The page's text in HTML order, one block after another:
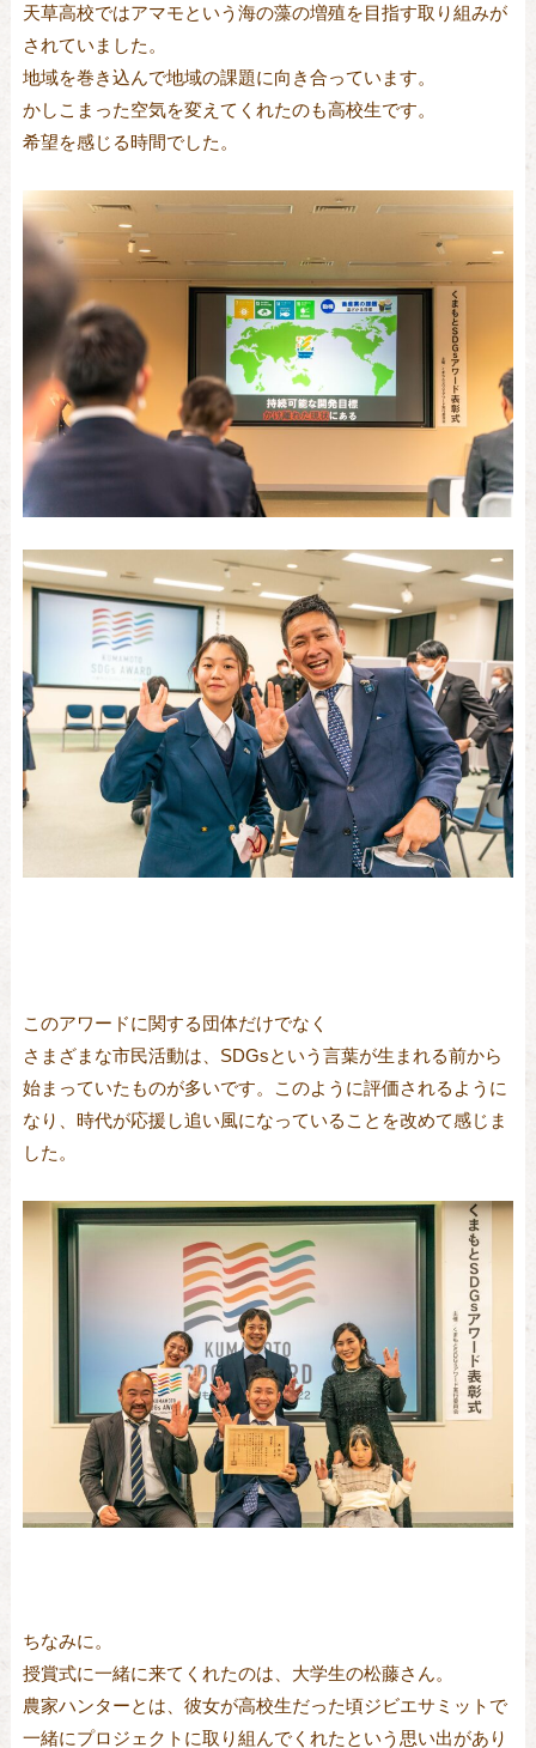
天草高校ではアマモという海の藻の増殖を目指す取り組みが
されていました。
地域を巻き込んで地域の課題に向き合っています。
かしこまった空気を変えてくれたのも高校生です。
希望を感じる時間でした。
このアワードに関する団体だけでなく
さまざまな市民活動は、SDGsという言葉が生まれる前から
始まっていたものが多いです。このように評価されるように
なり、時代が応援し追い風になっていることを改めて感じま
した。
ちなみに。
授賞式に一緒に来てくれたのは、大学生の松藤さん。
農家ハンターとは、彼女が高校生だった頃ジビエサミットで
一緒にプロジェクトに取り組んでくれたという思い出があり